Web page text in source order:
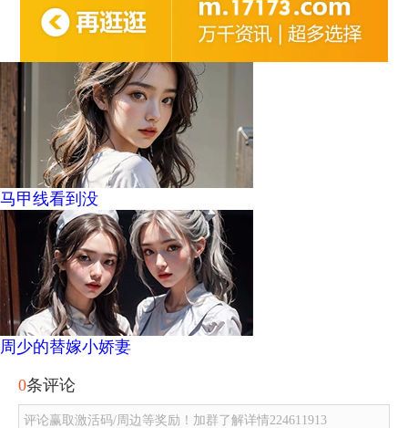
马甲线看到没
周少的替嫁小娇妻
0条评论
评论赢取激活码/周边等奖励！加群了解详情224611913